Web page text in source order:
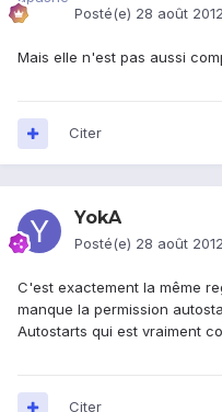
Posté(e) 28 août 2012
Mais elle n'est pas aussi
Citer
YokA
Posté(e) 28 août 2012
C'est exactement la même
manque la permission
Autostarts qui est vraiment
Citer